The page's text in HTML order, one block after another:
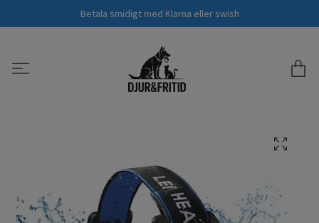
Betala smidigt med Klarna eller swish